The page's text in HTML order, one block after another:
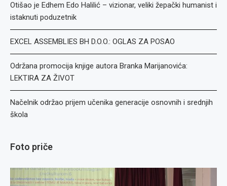
Otišao je Edhem Edo Halilić – vizionar, veliki žepački humanist i
istaknuti poduzetnik
EXCEL ASSEMBLIES BH D.O.O.: OGLAS ZA POSAO
Održana promocija knjige autora Branka Marijanovića:
LEKTIRA ZA ŽIVOT
Načelnik održao prijem učenika generacije osnovnih i srednjih
škola
Foto priče